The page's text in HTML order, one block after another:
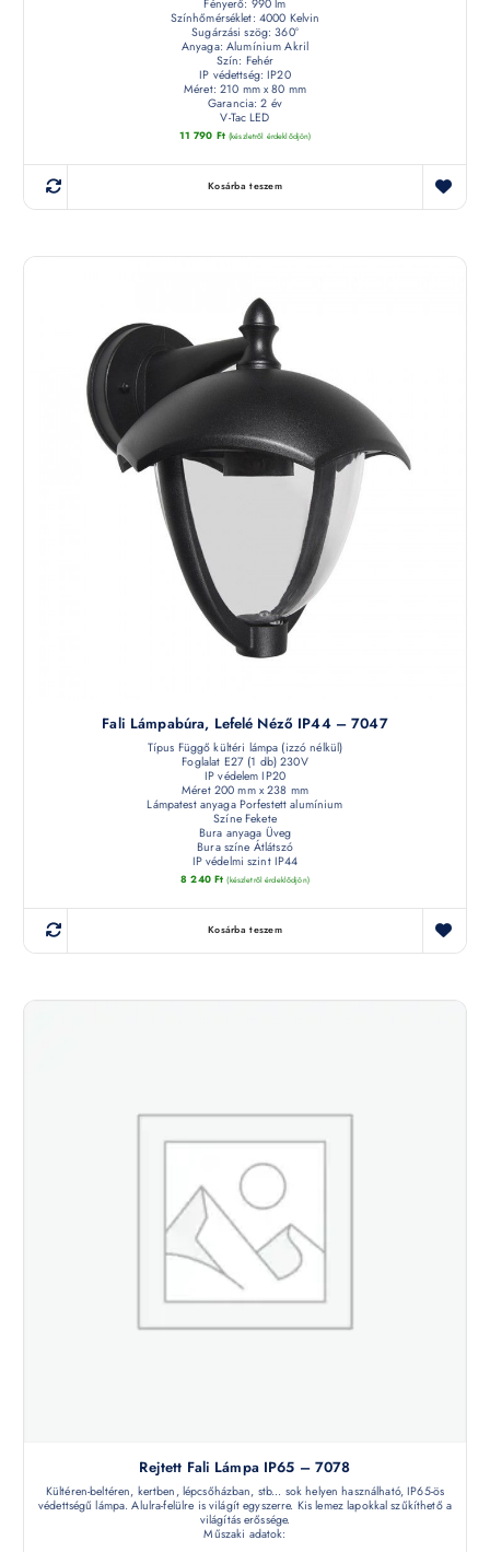
Fényerő: 990 lm
Színhőmérséklet: 4000 Kelvin
Sugárzási szög: 360°
Anyaga: Alumínium Akril
Szín: Fehér
IP védettség: IP20
Méret: 210 mm x 80 mm
Garancia: 2 év
V-Tac LED
11 790 Ft (készletről érdeklődjön)
Kosárba teszem
Fali Lámpabúra, Lefelé Néző IP44 – 7047
Típus Függő kültéri lámpa (izzó nélkül)
Foglalat E27 (1 db) 230V
IP védelem IP20
Méret 200 mm x 238 mm
Lámpatest anyaga Porfestett alumínium
Színe Fekete
Bura anyaga Üveg
Bura színe Átlátszó
IP védelmi szint IP44
8 240 Ft (készletről érdeklődjön)
Kosárba teszem
Rejtett Fali Lámpa IP65 – 7078
Kültéren-beltéren, kertben, lépcsőházban, stb... sok helyen használható, IP65-ös
védettségű lámpa. Alulra-felülre is világít egyszerre. Kis lemez lapokkal szűkíthető a
világítás erőssége.
Műszaki adatok: